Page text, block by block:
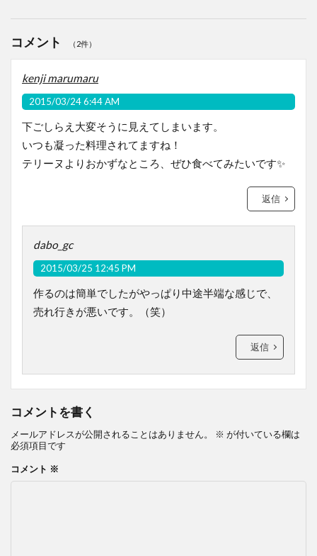
コメント （2件）
kenji marumaru
2015/03/24 6:44 AM
下ごしらえ大変そうに見えてしまいます。
いつも凝った料理されてますね！
テリーヌよりおかずなところ、ぜひ食べてみたいです✨
返信
dabo_gc
2015/03/25 12:45 PM
作るのは簡単でしたがやっぱり中途半端な感じで、
売れ行きが悪いです。（笑）
返信
コメントを書く
メールアドレスが公開されることはありません。 ※ が付いている欄は
必須項目です
コメント ※